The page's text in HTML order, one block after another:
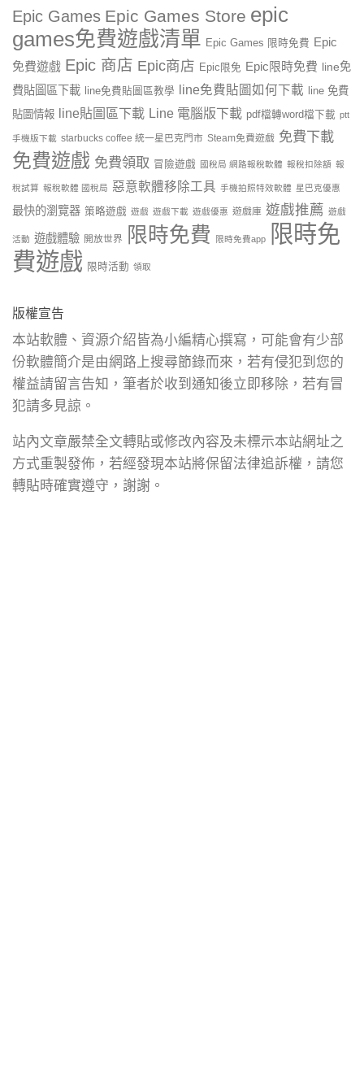
Epic Games Epic Games Store epic
games免費遊戲清單 Epic Games 限時免費 Epic
免費遊戲 Epic 商店 Epic商店 Epic限免 Epic限時免費 line免
費貼圖區下載
line免費貼圖區教學 line免費貼圖如何下載
line 免費
貼圖情報
line貼圖區下載 Line 電腦版下載 pdf檔轉word檔下載 ptt
手機版下載 starbucks coffee 統一星巴克門市 Steam免費遊戲 免費下載
免費遊戲 免費領取 冒險遊戲 國稅局 網路報稅軟體 報稅扣除額 報
稅試算 報稅軟體 國稅局 惡意軟體移除工具 手機拍照特效軟體 星巴克優惠
最快的瀏覽器 策略遊戲 遊戲 遊戲下載 遊戲優惠 遊戲庫 遊戲推薦 遊戲
活動 遊戲體驗 開放世界 限時免費 限時免費app
限時免
費遊戲 限時活動 領取
版權宣告
本站軟體、資源介紹皆為小編精心撰寫，可能會有少部
份軟體簡介是由網路上搜尋節錄而來，若有侵犯到您的
權益請留言告知，筆者於收到通知後立即移除，若有冒
犯請多見諒。
站內文章嚴禁全文轉貼或修改內容及未標示本站網址之
方式重製發佈，若經發現本站將保留法律追訴權，請您
轉貼時確實遵守，謝謝。